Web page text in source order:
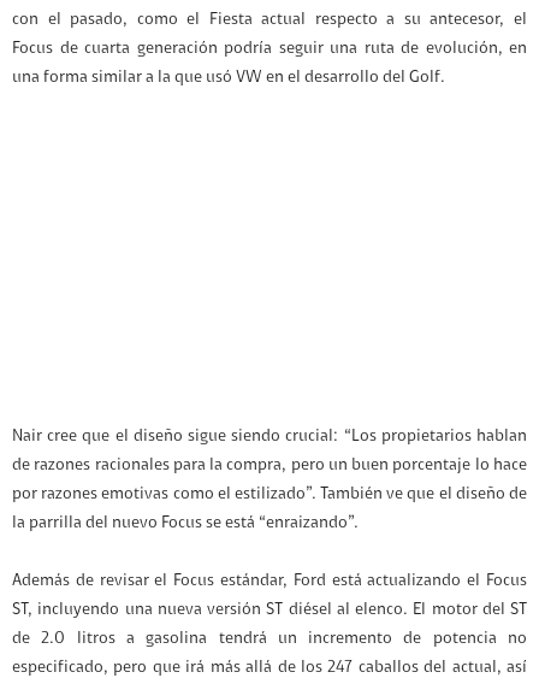
con el pasado, como el Fiesta actual respecto a su antecesor, el
Focus de cuarta generación podría seguir una ruta de evolución, en
una forma similar a la que usó VW en el desarrollo del Golf.
Nair cree que el diseño sigue siendo crucial: “Los propietarios hablan
de razones racionales para la compra, pero un buen porcentaje lo hace
por razones emotivas como el estilizado”. También ve que el diseño de
la parrilla del nuevo Focus se está “enraizando”.
Además de revisar el Focus estándar, Ford está actualizando el Focus
ST, incluyendo una nueva versión ST diésel al elenco. El motor del ST
de 2.0 litros a gasolina tendrá un incremento de potencia no
especificado, pero que irá más allá de los 247 caballos del actual, así